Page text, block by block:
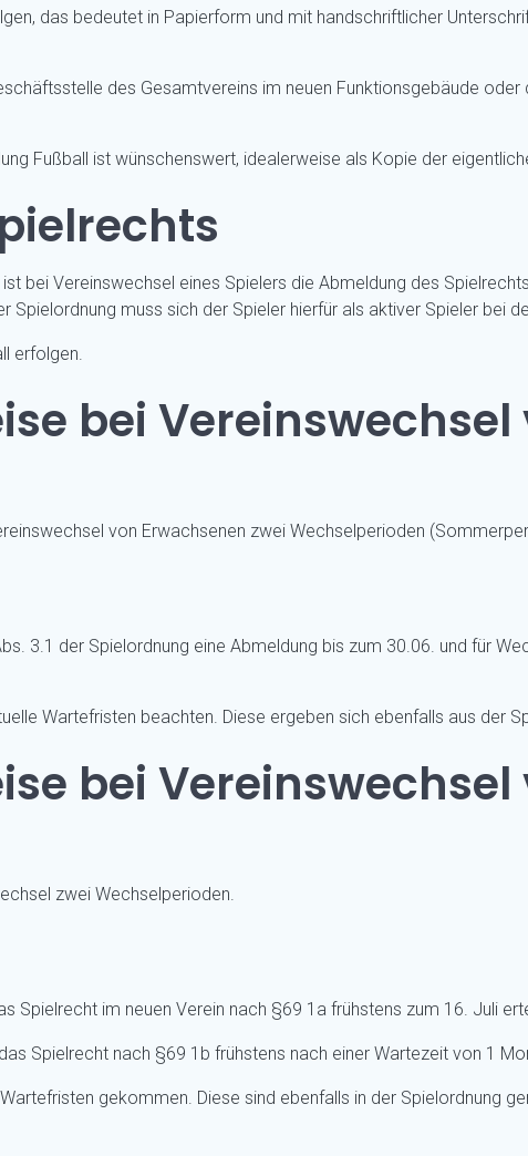
das bedeutet in Papierform und mit handschriftlicher
des Gesamtvereins im neuen Funktionsgebäude
Fußball ist wünschenswert, idealerweise als Kopie der
bei Vereinswechsel eines Spielers die Abmeldung des
Spielordnung muss sich der Spieler hierfür als aktiver Spieler bei
erfolgen.
bei Vereinswechsel
von Erwachsenen zwei Wechselperioden
3.1 der Spielordnung eine Abmeldung bis zum 30.06. und für
Wartefristen beachten. Diese ergeben sich ebenfalls aus der
bei
zwei Wechselperioden.
Spielrecht im neuen Verein nach §69 1a frühstens zum 16. Juli
Spielrecht nach §69 1b frühstens nach einer Wartezeit von 1
gekommen. Diese sind ebenfalls in der Spielordnung